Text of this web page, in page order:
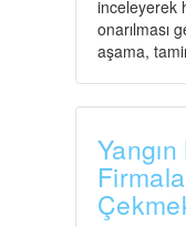
inceleyerek
onarılması
aşama,